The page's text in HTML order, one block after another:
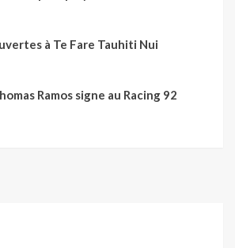
à Te Fare Tauhiti Nui
Ramos signe au Racing 92